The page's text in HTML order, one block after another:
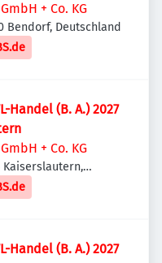
+ Co. KG
Bendorf, Deutschland
Handel (B. A.) 2027
+ Co. KG
Kaiserslautern,
Handel (B. A.) 2027